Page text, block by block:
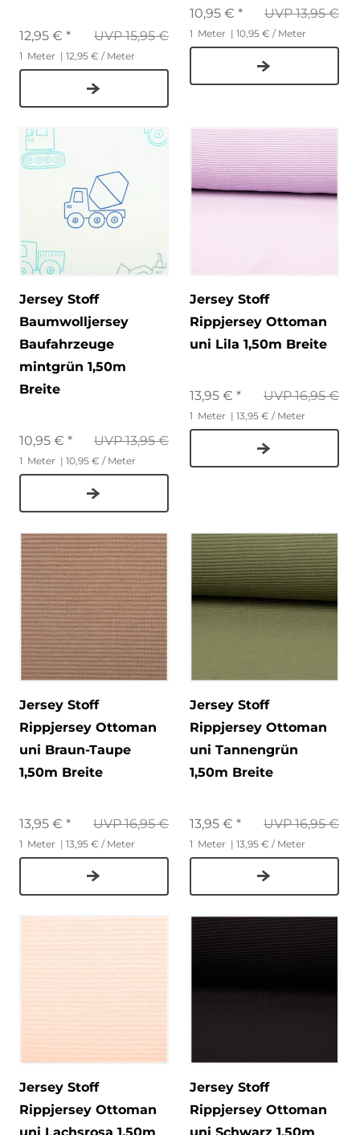
UVP 15,95 €
12,95 € *
1 Meter | 12,95 € / Meter
UVP 13,95 €
10,95 € *
1 Meter | 10,95 € / Meter
Jersey Stoff
Baumwolljersey
Baufahrzeuge
mintgrün 1,50m
Breite
UVP 13,95 €
10,95 € *
1 Meter | 10,95 € / Meter
Jersey Stoff
Rippjersey Ottoman
uni Lila 1,50m Breite
UVP 16,95 €
13,95 € *
1 Meter | 13,95 € / Meter
Jersey Stoff
Rippjersey Ottoman
uni Braun-Taupe
1,50m Breite
UVP 16,95 €
13,95 € *
1 Meter | 13,95 € / Meter
Jersey Stoff
Rippjersey Ottoman
uni Tannengrün
1,50m Breite
UVP 16,95 €
13,95 € *
1 Meter | 13,95 € / Meter
Jersey Stoff
Rippjersey Ottoman
uni Lachsrosa 1,50m
Jersey Stoff
Rippjersey Ottoman
uni Schwarz 1,50m